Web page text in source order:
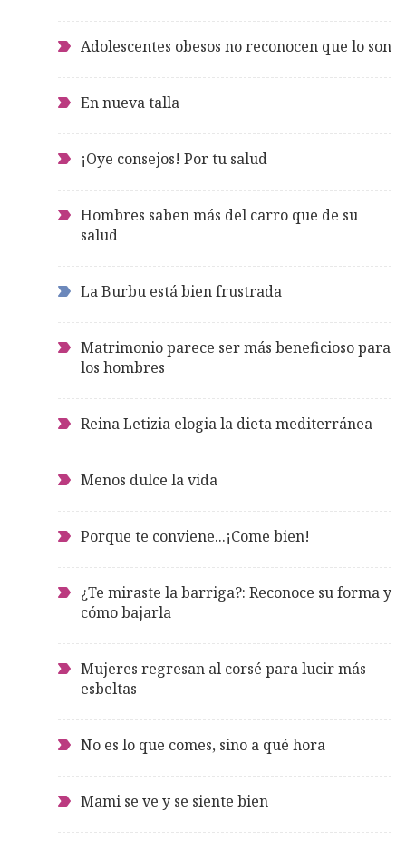
Adolescentes obesos no reconocen que lo son
En nueva talla
¡Oye consejos! Por tu salud
Hombres saben más del carro que de su
salud
La Burbu está bien frustrada
Matrimonio parece ser más beneficioso para
los hombres
Reina Letizia elogia la dieta mediterránea
Menos dulce la vida
Porque te conviene...¡Come bien!
¿Te miraste la barriga?: Reconoce su forma y
cómo bajarla
Mujeres regresan al corsé para lucir más
esbeltas
No es lo que comes, sino a qué hora
Mami se ve y se siente bien